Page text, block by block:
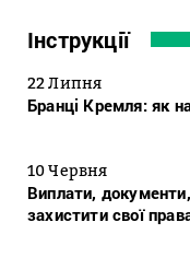
Інструкції
22 Липня
Бранці Кремля: як
10 Червня
Виплати,
захистити свої